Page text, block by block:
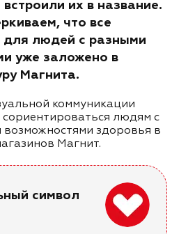
их в название.
что все
для людей с разными
уже заложено в
Магнита.
коммуникации
сориентироваться людям с
здоровья в
Магнит.
символ